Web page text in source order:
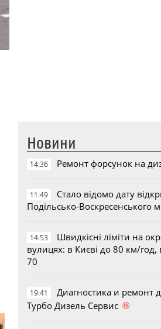
Новини
14:36 Ремонт форсунок на
11:49
Стало відомо дату
Подільсько-Воскресенського
14:53
Швидкісні ліміти на
вулицях: в Києві до 80 км/год,
70
19:41
Диагностика и ремонт
Турбо Дизель Сервис ®